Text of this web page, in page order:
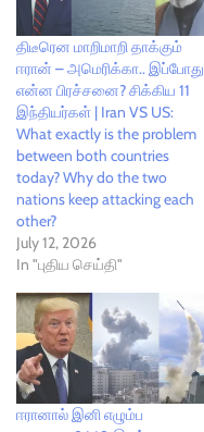
திடீரென மாறிமாறி தாக்கும்
ஈரான் – அமெரிக்கா.. இப்போது
என்ன பிரச்சனை? சிக்கிய 11
இந்தியர்கள் | Iran VS US:
What exactly is the problem
between both countries
today? Why do the two
nations keep attacking each
other?
July 12, 2026
In "புதிய செய்தி"
ஈரானால் இனி எழும்ப